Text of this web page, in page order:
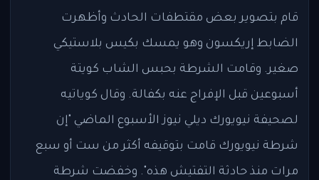
قام بتصوير بعض مقتطفات الحادث وأظهرت
الضابط إريكسون وهو يمسك بكيس بلاستيكي
صغير. وقامت الشرطة بحبس الشاب كويتة
أسبوعين قبل الإفراج عنه بكفالة. وقال كوياتيه
لصحيفة نيويورك ديلي نيوز الأسبوع الماضي "إن
شرطة نيويورك قامت بتوقيفه أكثر من ست أو سبع
مرات منذ حادثة التفتيش هذه". وخفضت شرطة